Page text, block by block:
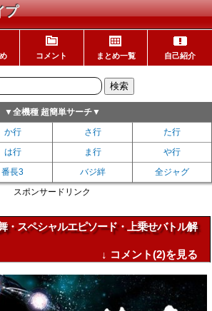
プ
コメント まとめ一覧 自己紹介
▼全機種 超簡単サーチ▼
か行 さ行
た行
は行 ま行
や行
番長3 バジ絆
全ジャグ
スポンサードリンク
・スペシャルエピソード・上乗せバトル解
↓ コメント(2)を見る